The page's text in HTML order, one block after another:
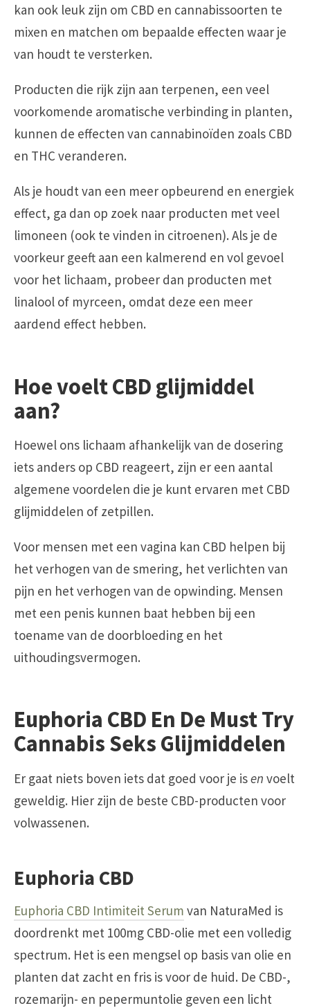
kan ook leuk zijn om CBD en cannabissoorten te
mixen en matchen om bepaalde effecten waar je
van houdt te versterken.
Producten die rijk zijn aan terpenen, een veel
voorkomende aromatische verbinding in planten,
kunnen de effecten van cannabinoïden zoals CBD
en THC veranderen.
Als je houdt van een meer opbeurend en energiek
effect, ga dan op zoek naar producten met veel
limoneen (ook te vinden in citroenen). Als je de
voorkeur geeft aan een kalmerend en vol gevoel
voor het lichaam, probeer dan producten met
linalool of myrceen, omdat deze een meer
aardend effect hebben.
Hoe voelt CBD glijmiddel
aan?
Hoewel ons lichaam afhankelijk van de dosering
iets anders op CBD reageert, zijn er een aantal
algemene voordelen die je kunt ervaren met CBD
glijmiddelen of zetpillen.
Voor mensen met een vagina kan CBD helpen bij
het verhogen van de smering, het verlichten van
pijn en het verhogen van de opwinding. Mensen
met een penis kunnen baat hebben bij een
toename van de doorbloeding en het
uithoudingsvermogen.
Euphoria CBD En De Must Try
Cannabis Seks Glijmiddelen
Er gaat niets boven iets dat goed voor je isen voelt
geweldig. Hier zijn de beste CBD-producten voor
volwassenen.
Euphoria CBD
Euphoria CBD Intimiteit Serum van NaturaMed is
doordrenkt met 100mg CBD-olie met een volledig
spectrum. Het is een mengsel op basis van olie en
planten dat zacht en fris is voor de huid. De CBD-,
rozemarijn- en pepermuntolie geven een licht